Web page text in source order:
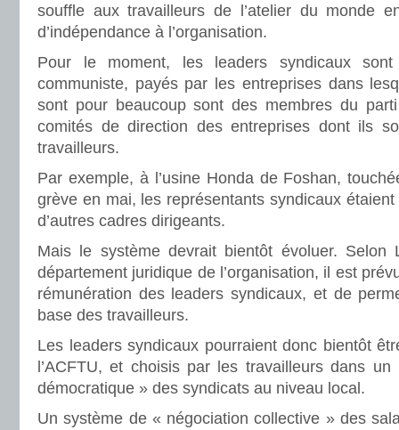
souffle aux travailleurs de l’atelier du monde
d’indépendance à l’organisation.
Pour le moment, les leaders syndicaux
communiste, payés par les entreprises dans
sont pour beaucoup sont des membres du
comités de direction des entreprises dont ils
travailleurs.
Par exemple, à l’usine Honda de Foshan,
grève en mai, les représentants syndicaux
d’autres cadres dirigeants.
Mais le système devrait bientôt évoluer. Selon
département juridique de l’organisation, il est
rémunération des leaders syndicaux, et de
base des travailleurs.
Les leaders syndicaux pourraient donc bientôt
l’ACFTU, et choisis par les travailleurs dans
démocratique » des syndicats au niveau local.
Un système de « négociation collective » des